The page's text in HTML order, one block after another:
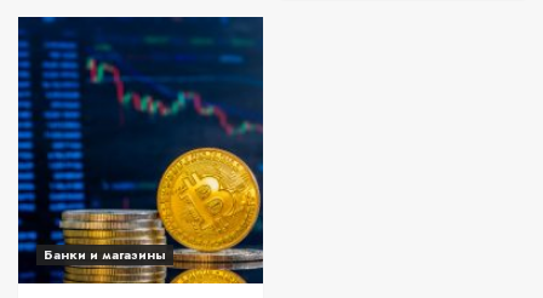
Банки и магазины